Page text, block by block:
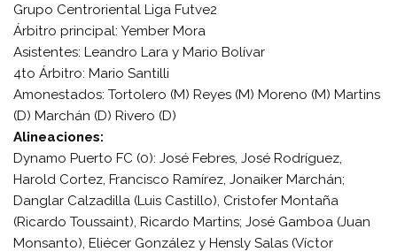
Grupo Centroriental Liga Futve2
Árbitro principal: Yember Mora
Asistentes: Leandro Lara y Mario Bolívar
4to Árbitro: Mario Santilli
Amonestados: Tortolero (M) Reyes (M) Moreno (M) Martins
(D) Marchán (D) Rivero (D)
Alineaciones:
Dynamo Puerto FC (0): José Febres, José Rodríguez,
Harold Cortez, Francisco Ramírez, Jonaiker Marchán;
Danglar Calzadilla (Luis Castillo), Cristofer Montaña
(Ricardo Toussaint), Ricardo Martins; José Gamboa (Juan
Monsanto), Eliécer González y Hensly Salas (Víctor